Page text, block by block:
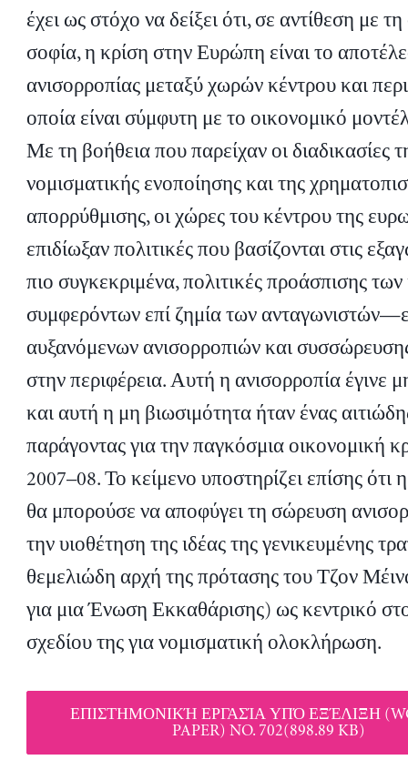
έχει ως στόχο να δείξει ότι, σε αντίθεση με
σοφία, η κρίση στην Ευρώπη είναι το
ανισορροπίας μεταξύ χωρών κέντρου και
οποία είναι σύμφυτη με το οικονομικό
Με τη βοήθεια που παρείχαν οι διαδικασίες
νομισματικής ενοποίησης και της
απορρύθμισης, οι χώρες του κέντρου της
επιδίωξαν πολιτικές που βασίζονται στις
πιο συγκεκριμένα, πολιτικές προάσπισης των
συμφερόντων επί ζημία των
αυξανόμενων ανισορροπιών και
στην περιφέρεια. Αυτή η ανισορροπία έγινε
και αυτή η μη βιωσιμότητα ήταν ένας
παράγοντας για την παγκόσμια οικονομική
2007–08. Το κείμενο υποστηρίζει επίσης ότι
θα μπορούσε να αποφύγει τη σώρευση
την υιοθέτηση της ιδέας της γενικευμένης
θεμελιώδη αρχή της πρότασης του Τζον
για μια Ένωση Εκκαθάρισης) ως κεντρικό
σχεδίου της για νομισματική ολοκλήρωση.
ΕΠΙΣΤΗΜΟΝΙΚΉ ΕΡΓΑΣΊΑ ΥΠΌ ΕΞΈΛΙΞΗ
PAPER) NO. 702(898.89 KB)